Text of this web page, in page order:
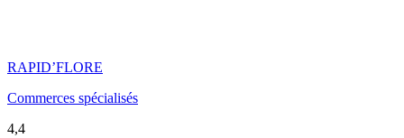
RAPID’FLORE
Commerces spécialisés
4,4